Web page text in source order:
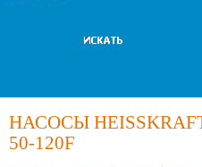
НАСОСЫ
50-120F